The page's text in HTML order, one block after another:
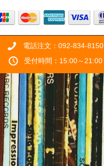
電話注文：092-834-8150
受付時間：15:00～21:00